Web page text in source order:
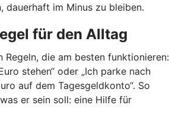
dauerhaft im Minus zu bleiben.
für den Alltag
Regeln, die am besten funktionieren:
stehen“ oder „Ich parke nach
auf dem Tagesgeldkonto“. So
er sein soll: eine Hilfe für